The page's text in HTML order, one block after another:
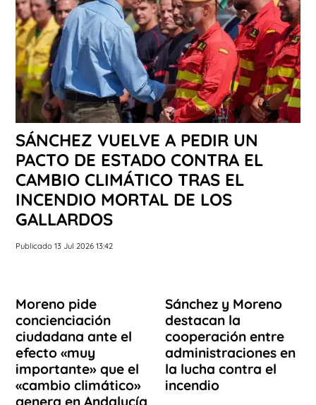
SÁNCHEZ VUELVE A PEDIR UN
PACTO DE ESTADO CONTRA EL
CAMBIO CLIMÁTICO TRAS EL
INCENDIO MORTAL DE LOS
GALLARDOS
Publicado 13 Jul 2026 13:42
Moreno pide
concienciación
ciudadana ante el
efecto «muy
importante» que el
«cambio climático»
genera en Andalucía
Sánchez y Moreno
destacan la
cooperación entre
administraciones en
la lucha contra el
incendio